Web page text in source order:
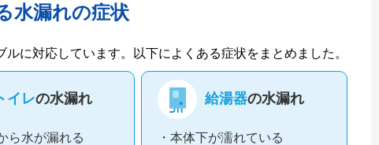
水漏れの症状
に対応しています。以下によくある症状をまとめました。
トイレの水漏れ
ら水が漏れる
給湯器の水漏れ
・本体下が濡れている